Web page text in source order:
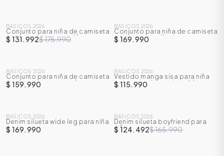
-25%
BASICOS 2026
Conjunto para niña de camiseta
manga corta + pantalón
$ 131.992$ 175.990
BASICOS 2026
Conjunto para niña de camiseta
manga corta silueta crop +
sudadera
$ 169.990
BASICOS 2026
Conjunto para niña de camiseta
crop manga corta + short
$ 159.990
BASICOS 2026
Vestido manga sisa para niña
con cargaderas ajustables
$ 115.990
BASICOS 2026
Denim silueta wide leg para niña
$ 169.990
-25 %
BASICOS 2026
Denim silueta boyfriend para
niña
$ 124.492$ 165.990